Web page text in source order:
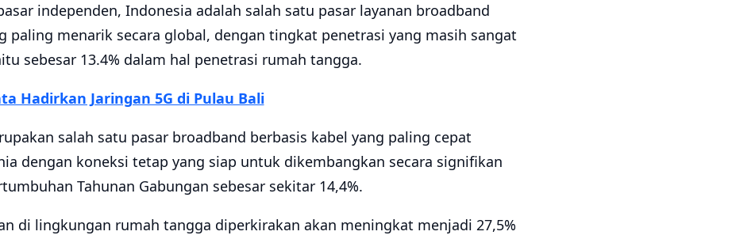
independen, Indonesia adalah salah satu pasar layanan broadband
paling menarik secara global, dengan tingkat penetrasi yang masih sangat
sebesar 13.4% dalam hal penetrasi rumah tangga.
Hadirkan Jaringan 5G di Pulau Bali
salah satu pasar broadband berbasis kabel yang paling cepat
dengan koneksi tetap yang siap untuk dikembangkan secara signifikan
Tahunan Gabungan sebesar sekitar 14,4%.
di lingkungan rumah tangga diperkirakan akan meningkat menjadi 27,5%